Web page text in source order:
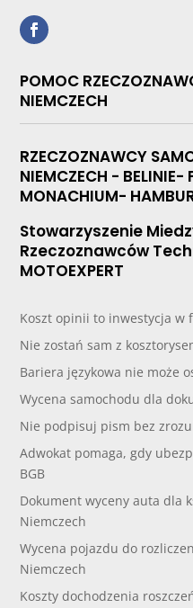
POMOC
NIEMCZECH
RZECZOZNAWCY
NIEMCZECH - BELINIE-
MONACHIUM-
Stowarzyszenie
Rzeczoznawców
MOTOEXPERT
Koszt opinii to inwestycja w
Nie zostań sam z
Bariera językowa nie może
Wycena samochodu dla
Nie podpisuj pism bez
Adwokat pomaga, gdy
BGB
Dokument wyceny auta dla
Niemczech
Wycena pojazdu do
Niemczech
Koszty dochodzenia